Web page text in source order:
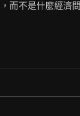
而不是什麼經濟問